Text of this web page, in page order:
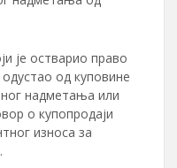
је остварио право
одустао од куповине
надметања или
о купопродаји
износа за